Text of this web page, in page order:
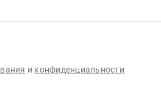
и конфиденциальности